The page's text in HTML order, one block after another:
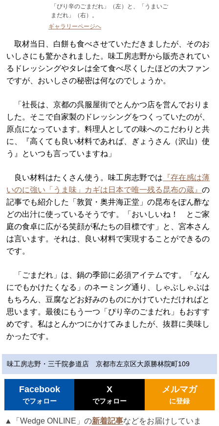
「ぴり辛のごまだれ」（左）と、「うまいご
まだれ」（右）。
ギャラリーページへ
取材当日、白餅も食べさせていただきましたが、そのお
いしさにも驚かされました。味工房志野から販売されてい
るドレッシングやタレは全て食べ尽くしたほどの大ファン
ですが、おいしさの秘密は何なのでしょうか。
「社長は、京都の呉服屋街でとんかつ店を営んでおりま
した。そこで自家製のドレッシングをつくっていたのが、
原点になっています。料理人としての味へのこだわりと共
に、『高くても良い材料であれば、ぎょうさん（沢山）使
う』といつも言っていますね」
良い材料はたくさん使う。味工房志野では 『存在感は薄
いのに強い「うま味」カギは日本で唯一残る昆布の蔵』の
記事でも紹介した「敦賀・奥井海正堂」の昆布をぽん酢な
どの出汁に使っているそうです。「おいしいね！ とご家
庭の食卓に広がる笑顔が私たちの目標です」と、宮本さん
は言います。それは、良い材料で実現することができるの
です。
「ごまだれ」は、鍋の季節に必須アイテムです。「なん
にでもかけたくなる」のネーミング通り、しゃぶしゃぶは
もちろん、豆腐などお好みのものにかけていただければと
思います。最後にもう一つ「ぴり辛のごまだれ」もおすす
めです。私はとんかつにかけてみましたが、抜群に美味し
かったです。
味工房志野・三千院参道店 京都市左京区大原勝林院町109
Facebook
でフォロー
X
でフォロー
メルマガ
に登録
▲「Wedge ONLINE」の新着記事などをお届けしていま